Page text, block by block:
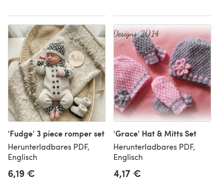
'Fudge' 3 piece romper set
Herunterladbares PDF,
Englisch
6,19 €
'Grace' Hat & Mitts Set
Herunterladbares PDF,
Englisch
4,17 €